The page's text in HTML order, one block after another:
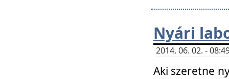
Nyári
2014. 06. 02. -
Aki szeretne